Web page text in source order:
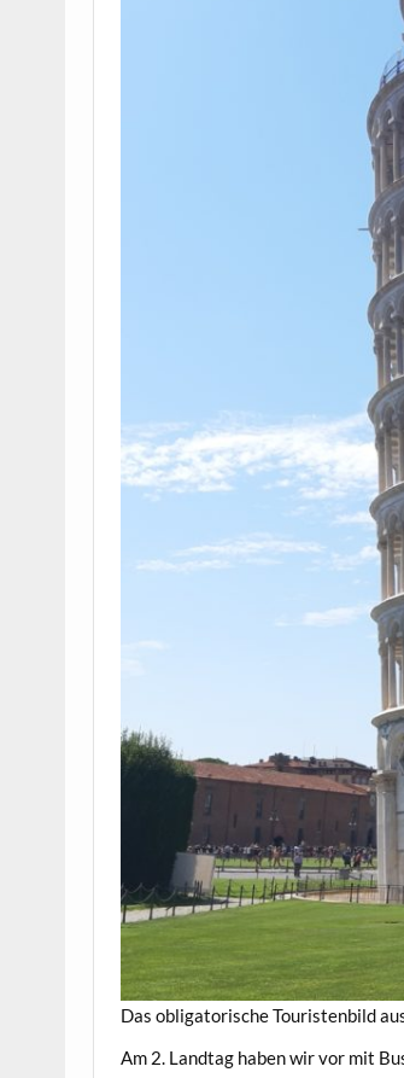
Das obligatorische Touristenbild
Am 2. Landtag haben wir vor mit